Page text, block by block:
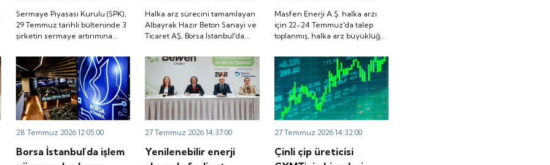
Temmuz tarihli
bülteninde 3 şirketin
sermaye artırımına
Sermaye Piyasası Kurulu (SPK),
29 Temmuz tarihli bülteninde 3
şirketin sermaye artırımına
Hazır Beton Sanayi ve
Ticaret AŞ, Borsa
İstanbul'da düzenlenen
"ALBTN" koduyla işlem
görmeye başladı.
Halka arz sürecini tamamlayan
Albayrak Hazır Beton Sanayi ve
Ticaret AŞ, Borsa İstanbul'da
"ALBTN" koduyla işlem görmeye
Temmuz'da talep
toplanmış, halka arz
büyüklüğü
olarak gerçekleşmişti.
Peki, şirket payları ne
zaman borsada işlem
görecek?
Masfen Enerji A.Ş. halka arzı
için 22-24 Temmuz'da talep
toplanmış, halka arz büyüklüğü
gerçekleşmişti. Peki, şirket
payları ne zaman borsada işlem
görecek?
28 Temmuz 2026 12:05:00
Borsa İstanbul'da işlem
27 Temmuz 2026 14:37:00
Yenilenebilir enerji
27 Temmuz 2026 14:32:00
Çinli çip üreticisi